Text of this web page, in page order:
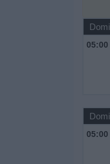
05:00
05:00